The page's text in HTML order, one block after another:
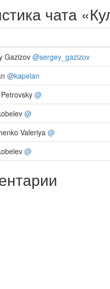
чата
Gazizov @sergey_gazizov
@kapelan
@
@
Valeriya @
@